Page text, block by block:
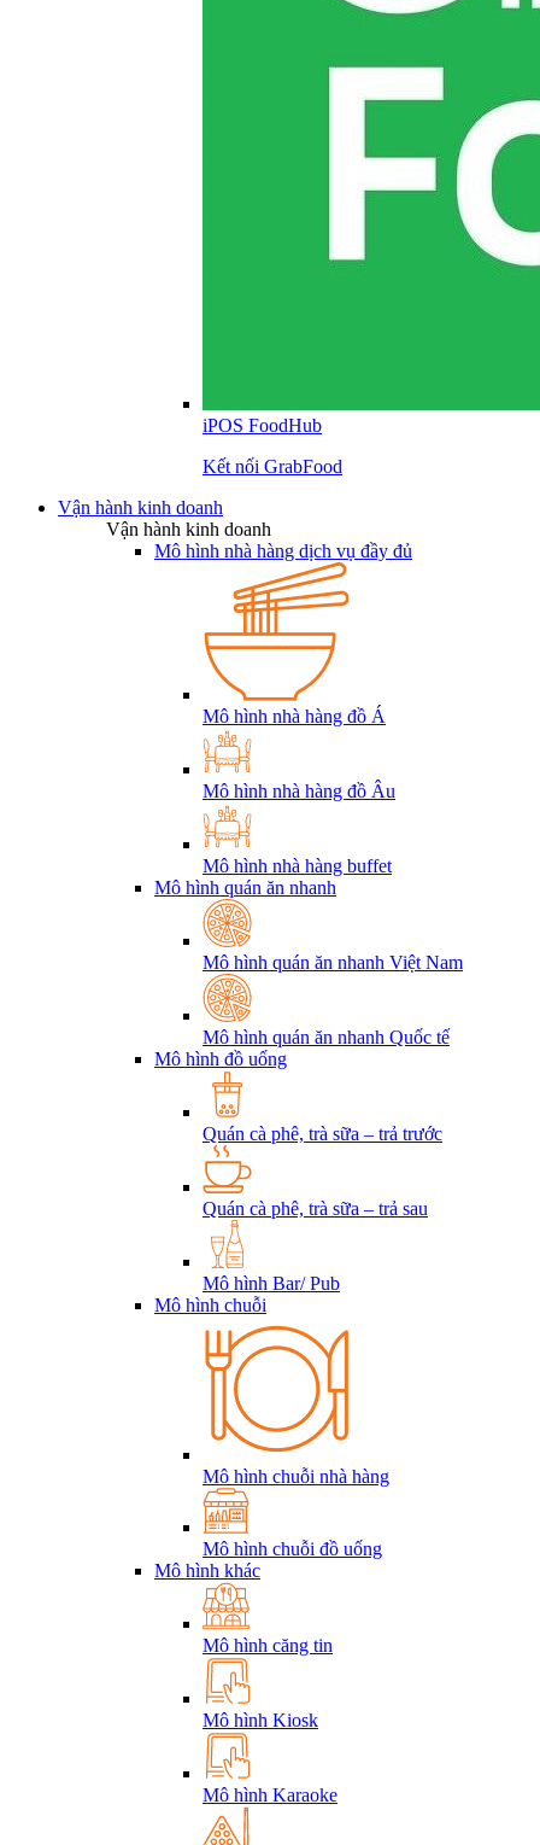
iPOS FoodHub
Kết nối GrabFood
Vận hành kinh doanh
Vận hành kinh doanh
Mô hình nhà hàng dịch vụ đầy đủ
Mô hình nhà hàng đồ Á
Mô hình nhà hàng đồ Âu
Mô hình nhà hàng buffet
Mô hình quán ăn nhanh
Mô hình quán ăn nhanh Việt Nam
Mô hình quán ăn nhanh Quốc tế
Mô hình đồ uống
Quán cà phê, trà sữa – trả trước
Quán cà phê, trà sữa – trả sau
Mô hình Bar/ Pub
Mô hình chuỗi
Mô hình chuỗi nhà hàng
Mô hình chuỗi đồ uống
Mô hình khác
Mô hình căng tin
Mô hình Kiosk
Mô hình Karaoke